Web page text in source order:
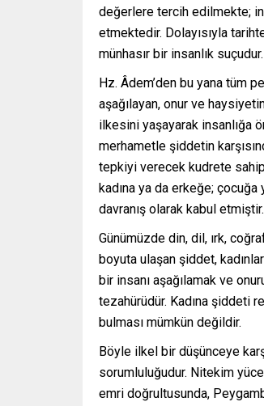
değerlere tercih edilmekte;
etmektedir. Dolayısıyla
münhasır bir insanlık suçudur.
Hz. Âdem’den bu yana tüm
aşağılayan, onur ve
ilkesini yaşayarak insanlığa
merhametle şiddetin
tepkiyi verecek kudrete
kadına ya da erkeğe;
davranış olarak kabul etmiştir.
Günümüzde din, dil, ırk,
boyuta ulaşan şiddet,
bir insanı aşağılamak ve
tezahürüdür. Kadına şiddeti
bulması mümkün değildir.
Böyle ilkel bir düşünceye
sorumluluğudur. Nitekim yüce
emri doğrultusunda,